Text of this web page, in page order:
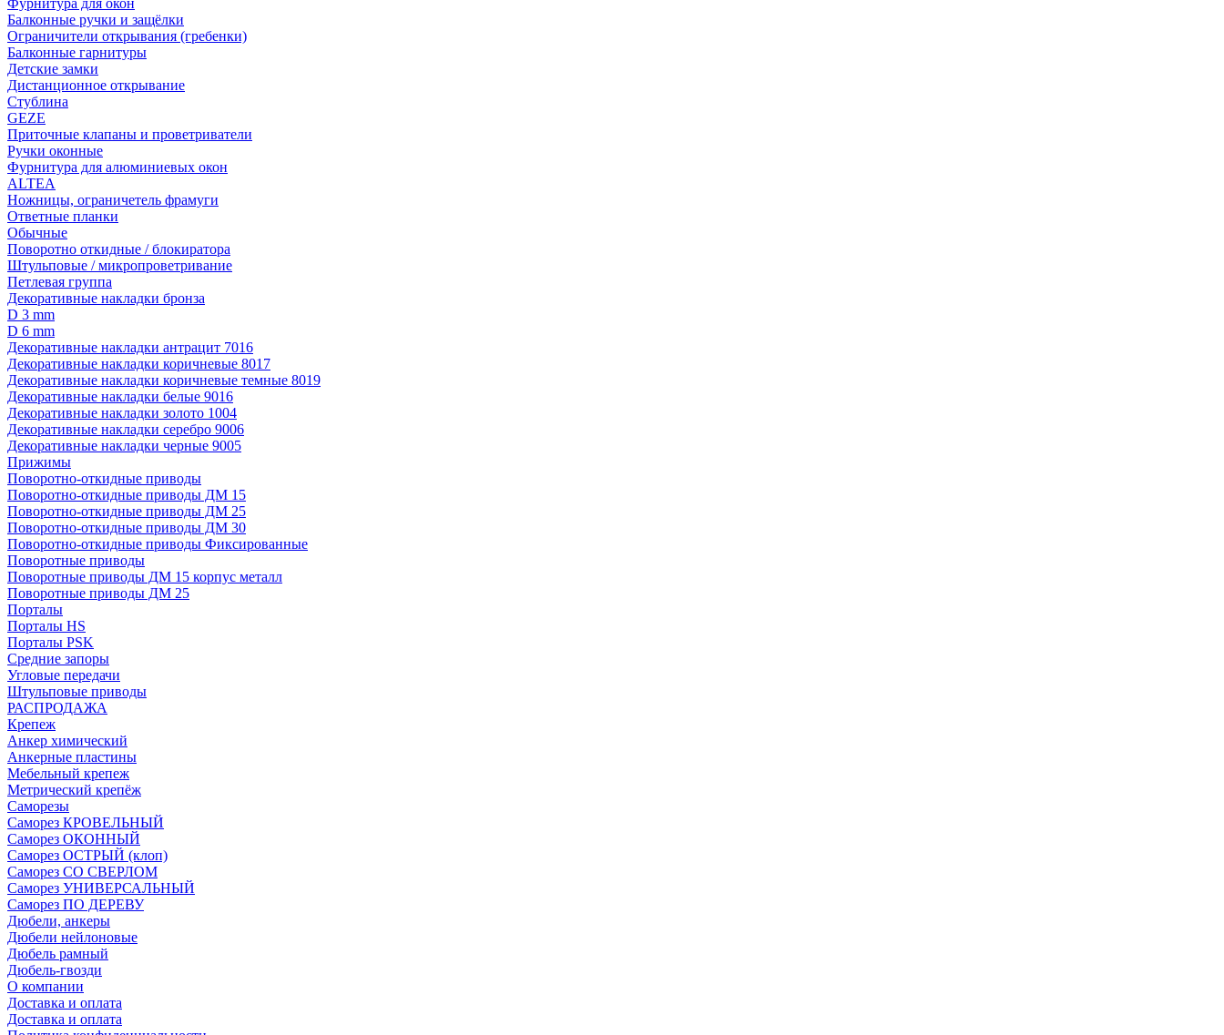
Фурнитура для окон
Балконные ручки и защёлки
Ограничители открывания (гребенки)
Балконные гарнитуры
Детские замки
Дистанционное открывание
Стублина
GEZE
Приточные клапаны и проветриватели
Ручки оконные
Фурнитура для алюминиевых окон
ALTEA
Ножницы, ограничетель фрамуги
Ответные планки
Обычные
Поворотно откидные / блокиратора
Штульповые / микропроветривание
Петлевая группа
Декоративные накладки бронза
D 3 mm
D 6 mm
Декоративные накладки антрацит 7016
Декоративные накладки коричневые 8017
Декоративные накладки коричневые темные 8019
Декоративные накладки белые 9016
Декоративные накладки золото 1004
Декоративные накладки серебро 9006
Декоративные накладки черные 9005
Прижимы
Поворотно-откидные приводы
Поворотно-откидные приводы ДМ 15
Поворотно-откидные приводы ДМ 25
Поворотно-откидные приводы ДМ 30
Поворотно-откидные приводы Фиксированные
Поворотные приводы
Поворотные приводы ДМ 15 корпус металл
Поворотные приводы ДМ 25
Порталы
Порталы HS
Порталы PSK
Средние запоры
Угловые передачи
Штульповые приводы
РАСПРОДАЖА
Крепеж
Анкер химический
Анкерные пластины
Мебельный крепеж
Метрический крепёж
Саморезы
Саморез КРОВЕЛЬНЫЙ
Саморез ОКОННЫЙ
Саморез ОСТРЫЙ (клоп)
Саморез СО СВЕРЛОМ
Саморез УНИВЕРСАЛЬНЫЙ
Саморез ПО ДЕРЕВУ
Дюбели, анкеры
Дюбели нейлоновые
Дюбель рамный
Дюбель-гвозди
О компании
Доставка и оплата
Доставка и оплата